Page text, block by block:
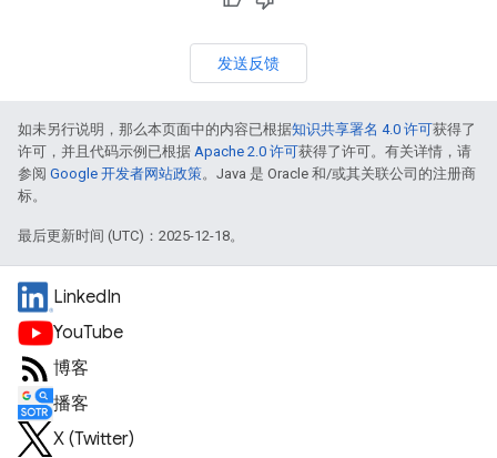
发送反馈
如未另行说明，那么本页面中的内容已根据知识共享署名 4.0 许可获得了
许可，并且代码示例已根据 Apache 2.0 许可获得了许可。有关详情，请
参阅 Google 开发者网站政策。Java 是 Oracle 和/或其关联公司的注册商
标。
最后更新时间 (UTC)：2025-12-18。
LinkedIn
YouTube
博客
播客
X (Twitter)